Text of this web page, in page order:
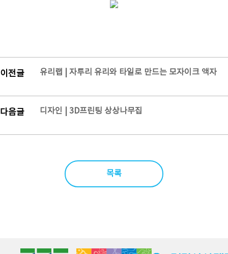
이전글 유리랩 | 자투리 유리와 타일로 만드는 모자이크 액자
다음글 디자인 | 3D프린팅 상상나무집
목록